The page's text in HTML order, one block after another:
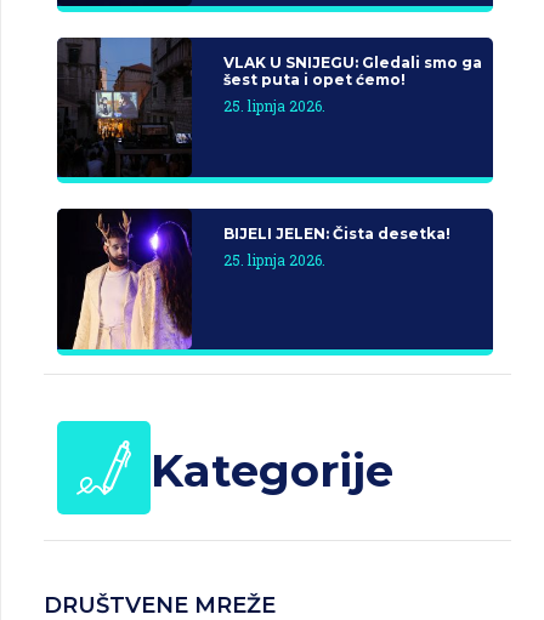
VLAK U SNIJEGU: Gledali smo ga
šest puta i opet ćemo!
25. lipnja 2026.
BIJELI JELEN: Čista desetka!
25. lipnja 2026.
Kategorije
DRUŠTVENE MREŽE